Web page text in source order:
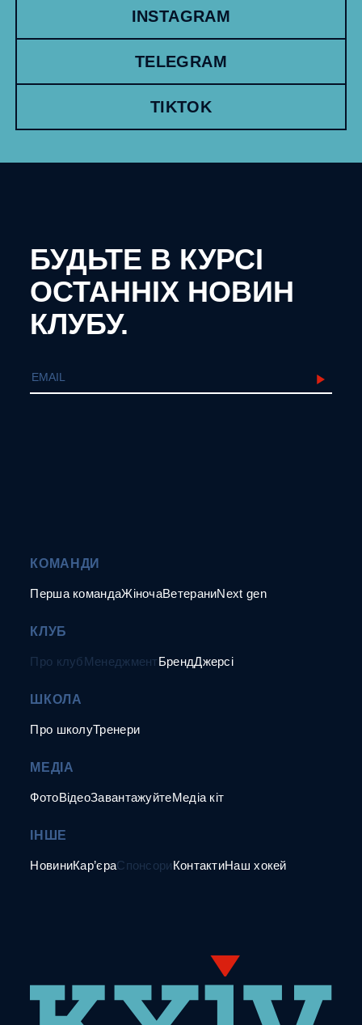
INSTAGRAM
TELEGRAM
TIKTOK
БУДЬТЕ В КУРСІ
ОСТАННІХ НОВИН
КЛУБУ.
КОМАНДИ
Перша командаЖіночаВетераниNext gen
КЛУБ
Про клубМенеджментБрендДжерсі
ШКОЛА
Про школуТренери
МЕДІА
ФотоВідеоЗавантажуйтеМедіа кіт
ІНШЕ
НовиниКар’єраСпонсориКонтактиНаш хокей